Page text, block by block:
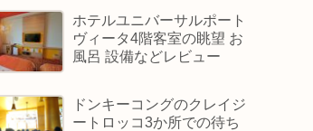
ホテルユニバーサルポート
ヴィータ4階客室の眺望 お
風呂 設備などレビュー
ドンキーコングのクレイジ
ートロッコ3か所での待ち